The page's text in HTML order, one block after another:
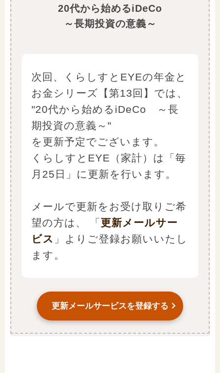
20代から始めるiDeCo
～長期投資の意義～
次回、くらしすとEYEの年金と
お金シリーズ【第13回】では、
"20代から始めるiDeCo ～長
期投資の意義～"
を更新予定でございます。
くらしすとEYE（家計）は「毎
月25日」に更新を行います。
メールで更新をお受け取りご希
望の方は、
「 更新メールサー
ビス 」よりご登録お願いいたし
ます。
更新メールサービスを登録する